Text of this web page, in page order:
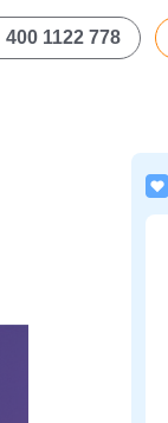
400 1122 778